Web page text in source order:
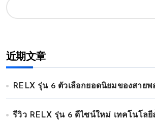
近期文章
RELX รุ่น 6 ตัวเลือกยอดนิยมของสาย
รีวิว RELX รุ่น 6 ดีไซน์ใหม่ เทคโนโลยี